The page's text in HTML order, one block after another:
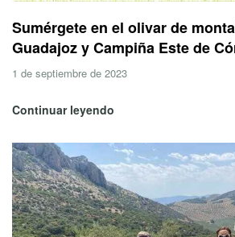
Sumérgete en el olivar de
Guadajoz y Campiña Este de
1 de septiembre de 2023
Continuar leyendo